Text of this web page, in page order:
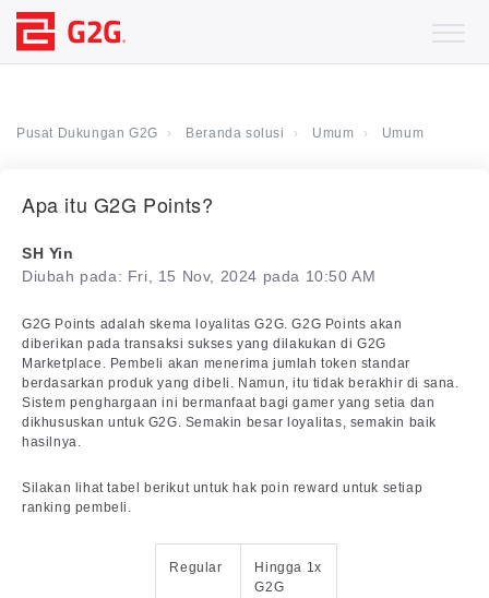
Pusat Dukungan G2G Beranda solusi Umum Umum
Apa itu G2G Points?
SH Yin
Diubah pada: Fri, 15 Nov, 2024 pada 10:50 AM
G2G Points adalah skema loyalitas G2G. G2G Points akan
diberikan pada transaksi sukses yang dilakukan di G2G
Marketplace. Pembeli akan menerima jumlah token standar
berdasarkan produk yang dibeli. Namun, itu tidak berakhir di sana.
Sistem penghargaan ini bermanfaat bagi gamer yang setia dan
dikhususkan untuk G2G. Semakin besar loyalitas, semakin baik
hasilnya.
Silakan lihat tabel berikut untuk hak poin reward untuk setiap
ranking pembeli.
Regular
Hingga 1x
G2G